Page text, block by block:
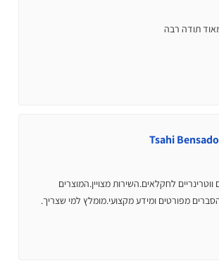
תודה רבה
Tsahi
ווטרינריים לחקלאים.השירות מצויין.המוצרים
הסברים מפורטים ומידע מקצועי.מומלץ למי שצריך.